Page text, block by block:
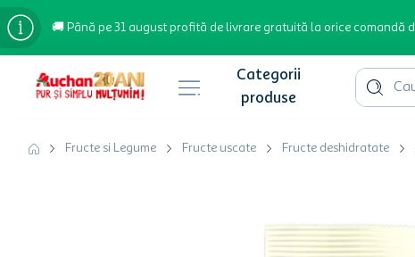
🚚 Până pe 31 august profită de livrare gratuită la orice comandă
Cauta
inghetata
Fructe si Legume Fructe uscate Fructe deshidratate